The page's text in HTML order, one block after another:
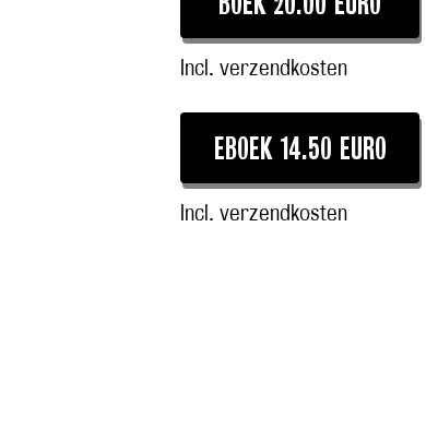
BOEK 20.00 EURO
Incl. verzendkosten
EBOEK 14.50 EURO
Incl. verzendkosten